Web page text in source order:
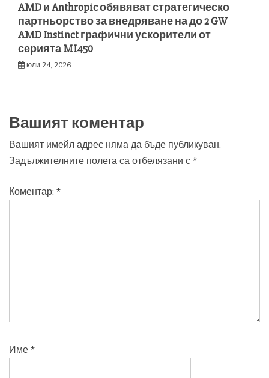
AMD и Anthropic обявяват стратегическо
партньорство за внедряване на до 2 GW
AMD Instinct графични ускорители от
серията MI450
юли 24, 2026
Вашият коментар
Вашият имейл адрес няма да бъде публикуван.
Задължителните полета са отбелязани с *
Коментар: *
Име *